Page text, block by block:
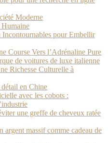
Moderne
pour Embellir
Course Vers l’Adrénaline Pure
de voitures de luxe italienne
Richesse Culturelle à
en Chine
avec les cobots :
une greffe de cheveux ratée
argent massif comme cadeau de